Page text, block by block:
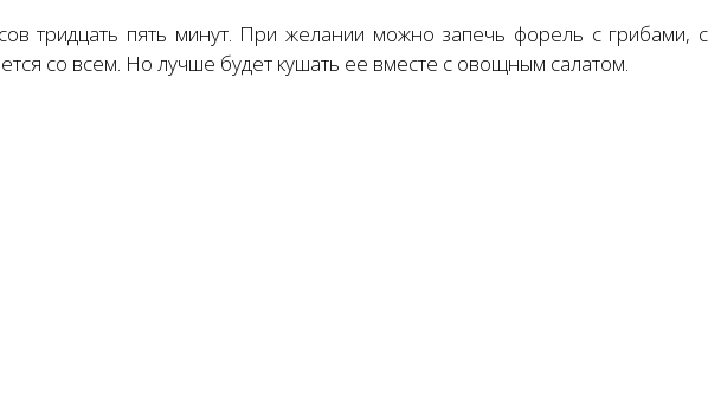
тридцать пять минут. При желании можно запечь форель с грибами, с
со всем. Но лучше будет кушать ее вместе с овощным салатом.